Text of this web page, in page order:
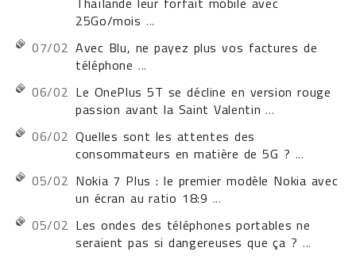
25Go/mois ...
07/02 Avec Blu, ne payez plus vos factures de
téléphone ...
06/02 Le OnePlus 5T se décline en version rouge
passion avant la Saint Valentin ...
06/02 Quelles sont les attentes des
consommateurs en matière de 5G ? ...
05/02 Nokia 7 Plus : le premier modèle Nokia avec
un écran au ratio 18:9 ...
05/02 Les ondes des téléphones portables ne
seraient pas si dangereuses que ça ? ...